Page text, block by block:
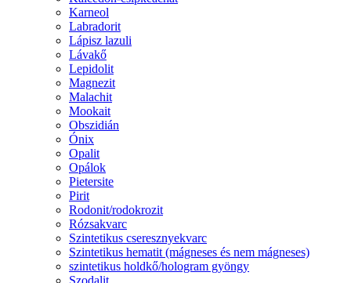
Karneol
Labradorit
Lápisz lazuli
Lávakő
Lepidolit
Magnezit
Malachit
Mookait
Obszidián
Ónix
Opalit
Opálok
Pietersite
Pirit
Rodonit/rodokrozit
Rózsakvarc
Szintetikus cseresznyekvarc
Szintetikus hematit (mágneses és nem mágneses)
szintetikus holdkő/hologram gyöngy